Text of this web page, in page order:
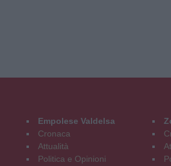
Empolese Valdelsa
Cronaca
Attualità
Politica e Opinioni